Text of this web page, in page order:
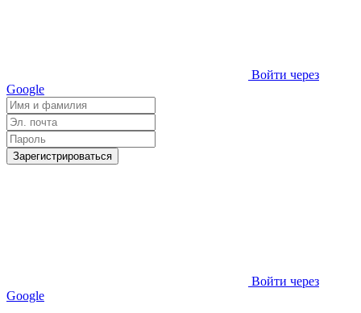
Войти через
Google
Зарегистрироваться
Войти через
Google